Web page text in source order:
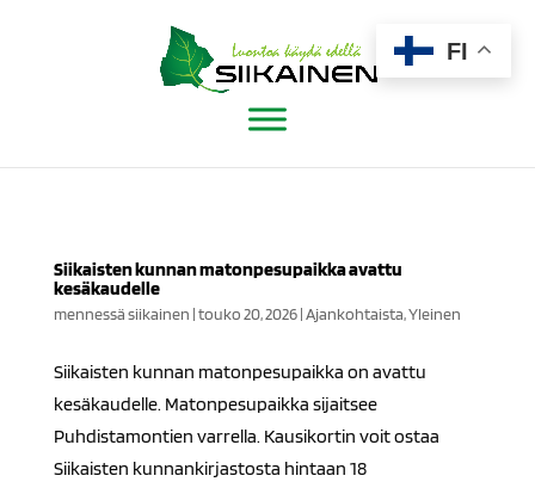
Siikaisten kunnan matonpesupaikka avattu
kesäkaudelle
mennessäsiikainen |touko 20, 2026|Ajankohtaista,Yleinen
Siikaisten kunnan matonpesupaikka on avattu
kesäkaudelle. Matonpesupaikka sijaitsee
Puhdistamontien varrella. Kausikortin voit ostaa
Siikaisten kunnankirjastosta hintaan 18
FI